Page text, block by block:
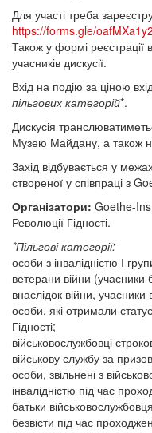
Для участі треба
https://forms.gle/
Також у формі
учасників дискусії.
Вхід на подію за ціною
пільгових категорій*.
Дискусія
Музею Майдану, а також
Захід відбувається у
створеної у співпраці з
Організатори: Goethe-
Революції Гідності.
*Пільгові категорії:
особи з інвалідністю І
ветерани війни (учасники
внаслідок війни, учасники
особи, які отримали
Гідності;
військовослужбовці
військову службу за
особи, звільнені з
інвалідністю під час
батьки
безвісти під час